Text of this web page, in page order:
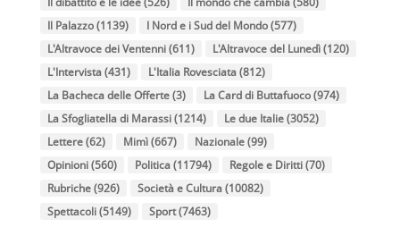
Il Palazzo(1139) I Nord e i Sud del Mondo(577)
L'Altravoce dei Ventenni(611) L'Altravoce del Lunedì(120)
L'Intervista(431) L'Italia Rovesciata(812)
La Bacheca delle Offerte(3) La Card di Buttafuoco(974)
La Sfogliatella di Marassi(1214) Le due Italie(3052)
Lettere(62) Mimì(667) Nazionale(99)
Opinioni(560) Politica(11794) Regole e Diritti(70)
Rubriche(926) Società e Cultura(10082)
Spettacoli(5149) Sport(7463)